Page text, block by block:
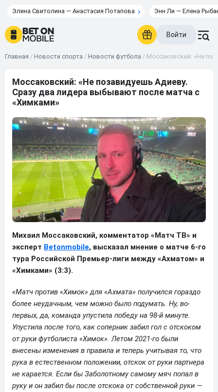
Элина Свитолина — Анастасия Потапова Энн Ли — Елена
Войти
Главная / Новости спорта / Новости футбола / Моссаковский: «Не
Моссаковский: «Не позавидуешь Адиеву.
Сразу два лидера выбывают после матча с
«Химками»
Михаил Моссаковский, комментатор «Матч ТВ» и
эксперт Betonmobile, высказал мнение о матче 6-го
тура Российской Премьер-лиги между «Ахматом» и
«Химками» (3:3).
«Матч против «Химок» для «Ахмата» получился гораздо
более неудачным, чем можно было подумать. Ну, во-
первых, да, команда упустила победу на 98-й минуте.
Упустила после того, как соперник забил гол с отскоком
от руки футболиста «Химок». Летом 2021-го были
внесены изменения в правила и теперь учитывая то, что
рука в естественном положении, отскок от руки партнера
не карается. Если бы Заболотному самому мяч попал в
руку и он забил бы после отскока от собственной руки —